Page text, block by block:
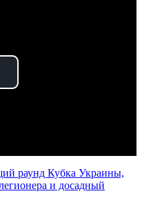
раунд Кубка Украины,
и досадный